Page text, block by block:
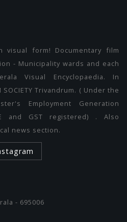
visual form! Documentary film
- Municipality wards and each
Visual Encyclopaedia. In
SOCIETY Trivandrum. ( Under the
Employment Generation
and GST registered) . Also
news section.
- 695006